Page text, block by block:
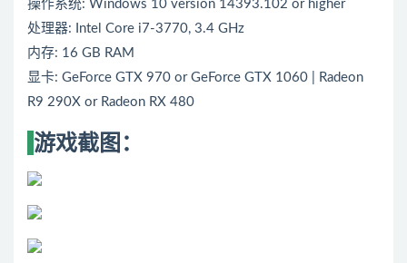
操作系统: Windows 10 version 14393.102 or higher
处理器: Intel Core i7-3770, 3.4 GHz
内存: 16 GB RAM
显卡: GeForce GTX 970 or GeForce GTX 1060 | Radeon
R9 290X or Radeon RX 480
游戏截图：